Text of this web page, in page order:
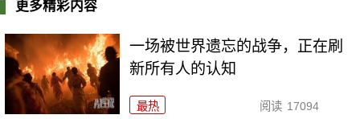
更多精彩内容
一场被世界遗忘的战争，正在刷
新所有人的认知
最热 阅读 17094